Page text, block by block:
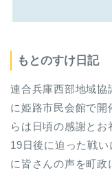
もとのすけ日記
連合兵庫西部地域協
に姫路市民会館で
らは日頃の感謝とお
19日後に迫った戦
に皆さんの声を町政